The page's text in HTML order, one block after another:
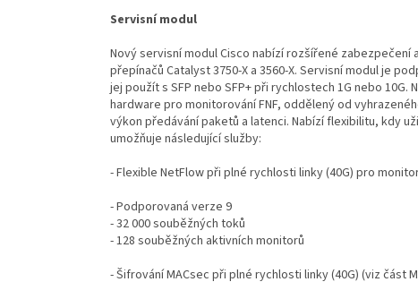
Servisní modul
Nový servisní modul Cisco nabízí rozšířené zabezpečení
přepínačů Catalyst 3750-X a 3560-X. Servisní modul je
jej použít s SFP nebo SFP+ při rychlostech 1G nebo
hardware pro monitorování FNF, oddělený od
výkon předávání paketů a latenci. Nabízí flexibilitu, kdy
umožňuje následující služby:
- Flexible NetFlow při plné rychlosti linky (40G) pro
- Podporovaná verze 9
- 32 000 souběžných toků
- 128 souběžných aktivních monitorů
- Šifrování MACsec při plné rychlosti linky (40G) (viz část